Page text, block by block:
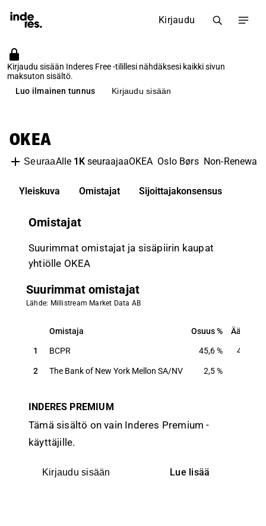
Kirjaudu
Kirjaudu sisään Inderes Free -tilillesi nähdäksesi kaikki sivun
maksuton sisältö.
Luo ilmainen tunnus
Kirjaudu sisään
OKEA
SeuraaAlle 1KseuraajaaOKEA Oslo Børs Non-
Yleiskuva Omistajat Sijoittajakonsensus
Omistajat
Suurimmat omistajat ja sisäpiirin kaupat
yhtiölle OKEA
Suurimmat omistajat
Lähde: Millistream Market Data AB
Omistaja Osuus Ääniä
Omistaja Osuus Ääniä
1 BCPR 45,6% 45,6
2 The Bank of New York Mellon SA/NV 2,5%
INDERES PREMIUM
Tämä sisältö on vain Inderes Premium -
käyttäjille.
Kirjaudu sisään Lue lisää